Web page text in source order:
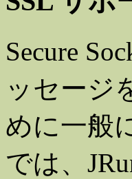
Secure
ッセージ
めに一般
では、